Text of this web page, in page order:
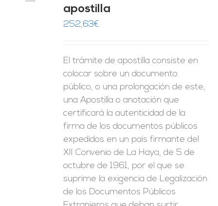
apostilla
252,63€
El trámite de apostilla consiste en
colocar sobre un documento
público, o una prolongación de este,
una Apostilla o anotación que
certificará la autenticidad de la
firma de los documentos públicos
expedidos en un país firmante del
XII Convenio de La Haya, de 5 de
octubre de 1961, por el que se
suprime la exigencia de Legalización
de los Documentos Públicos